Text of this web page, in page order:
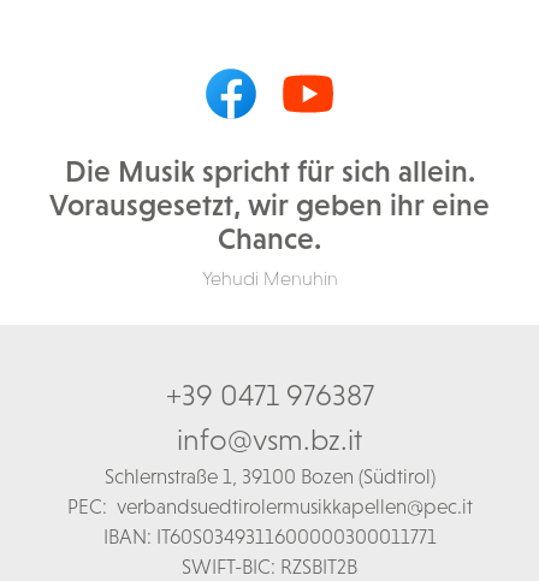
Die Musik spricht für sich allein.
Vorausgesetzt, wir geben ihr eine
Chance.
Yehudi Menuhin
+39 0471 976387
info@vsm.bz.it
Schlernstraße 1, 39100 Bozen (Südtirol)
PEC: verbandsuedtirolermusikkapellen@pec.it
IBAN: IT60S0349311600000300011771
SWIFT-BIC: RZSBIT2B